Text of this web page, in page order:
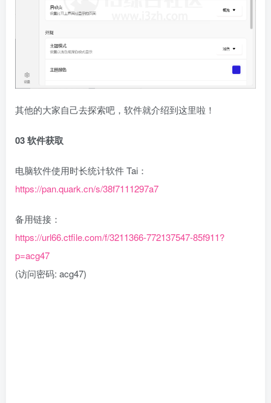
其他的大家自己去探索吧，软件就介绍到这里啦！
03 软件获取
电脑软件使用时长统计软件 Tai：
https://pan.quark.cn/s/38f7111297a7
备用链接：
https://url66.ctfile.com/f/3211366-772137547-85f911?
p=acg47
(访问密码: acg47)